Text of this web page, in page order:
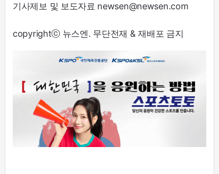
기사제보 및 보도자료 newsen@newsen.com
copyrightⓒ 뉴스엔. 무단전재 & 재배포 금지